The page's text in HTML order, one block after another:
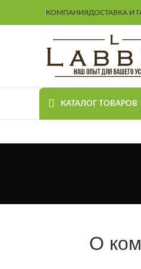
КОМПАНИЯДОСТАВКА И
КАТАЛОГ ТОВАРОВ
О